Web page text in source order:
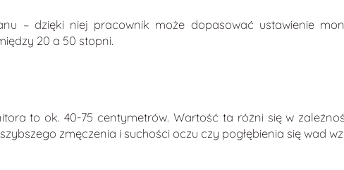
– dzięki niej pracownik może dopasować ustawienie
20 a 50 stopni.
to ok. 40-75 centymetrów. Wartość ta różni się w
zmęczenia i suchości oczu czy pogłębienia się wad